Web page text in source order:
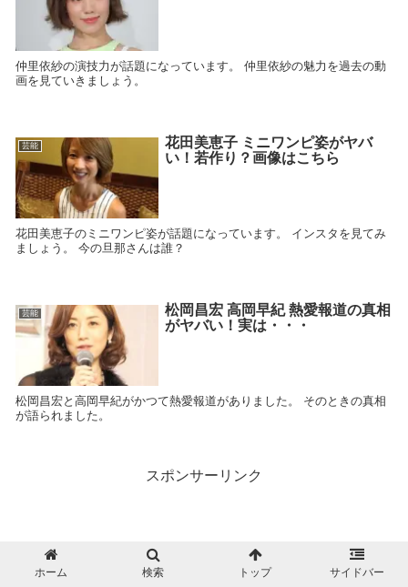
仲里依紗の演技力が話題になっています。 仲里依紗の魅力を過去の動
画を見ていきましょう。
芸能
花田美恵子 ミニワンピ姿がヤバ
い！若作り？画像はこちら
花田美恵子のミニワンピ姿が話題になっています。 インスタを見てみ
ましょう。 今の旦那さんは誰？
芸能
松岡昌宏 高岡早紀 熱愛報道の真相
がヤバい！実は・・・
松岡昌宏と高岡早紀がかつて熱愛報道がありました。 そのときの真相
が語られました。
スポンサーリンク
ホーム 検索 トップ サイドバー